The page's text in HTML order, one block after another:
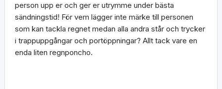
person upp er och ger er utrymme under bästa
sändningstid! För vem lägger inte märke till personen
som kan tackla regnet medan alla andra står och trycker
i trappuppgångar och portöppningar? Allt tack vare en
enda liten regnponcho.